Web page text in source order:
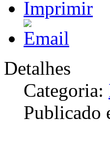
Detalhes
Categoria:
Publicado